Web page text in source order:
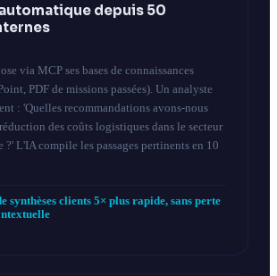
depuis 50
via MCP ses bases de connaissances
PDF de missions passées). Un analyste
: 'Quelles recommandations avons-nous
des coûts logistiques dans le secteur
?' L'IA compile les passages pertinents en 10
synthèses clients 5× plus rapide, sans perte